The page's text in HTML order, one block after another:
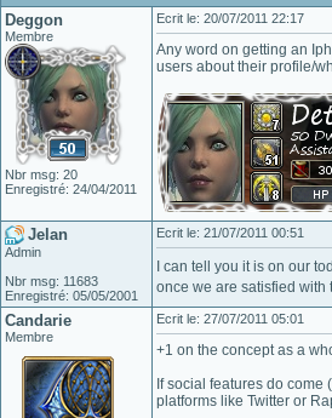
Deggon
Membre
Nbr msg: 20
Enregistré: 24/04/2011
Ecrit le: 20/07/2011 22:17
Any word on getting an
users about their profile/
Jelan
Admin
Nbr msg: 11683
Enregistré: 05/05/2001
Ecrit le: 21/07/2011 00:51
I can tell you it is on our
once we are satisfied with
Candarie
Membre
Ecrit le: 27/07/2011 05:01
+1 on the concept as a
If social features do
platforms like Twitter or